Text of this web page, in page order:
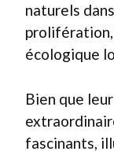
naturels
prolifération,
écologique
Bien que
fascinants,